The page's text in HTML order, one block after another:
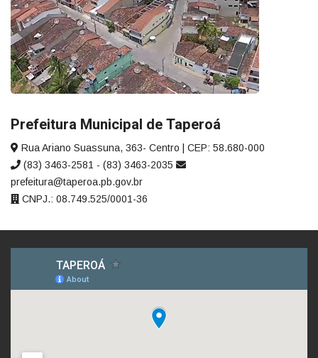
Prefeitura Municipal de Taperoá
Rua Ariano Suassuna, 363- Centro | CEP: 58.680-000
(83) 3463-2581 - (83) 3463-2035
prefeitura@taperoa.pb.gov.br
CNPJ.: 08.749.525/0001-36